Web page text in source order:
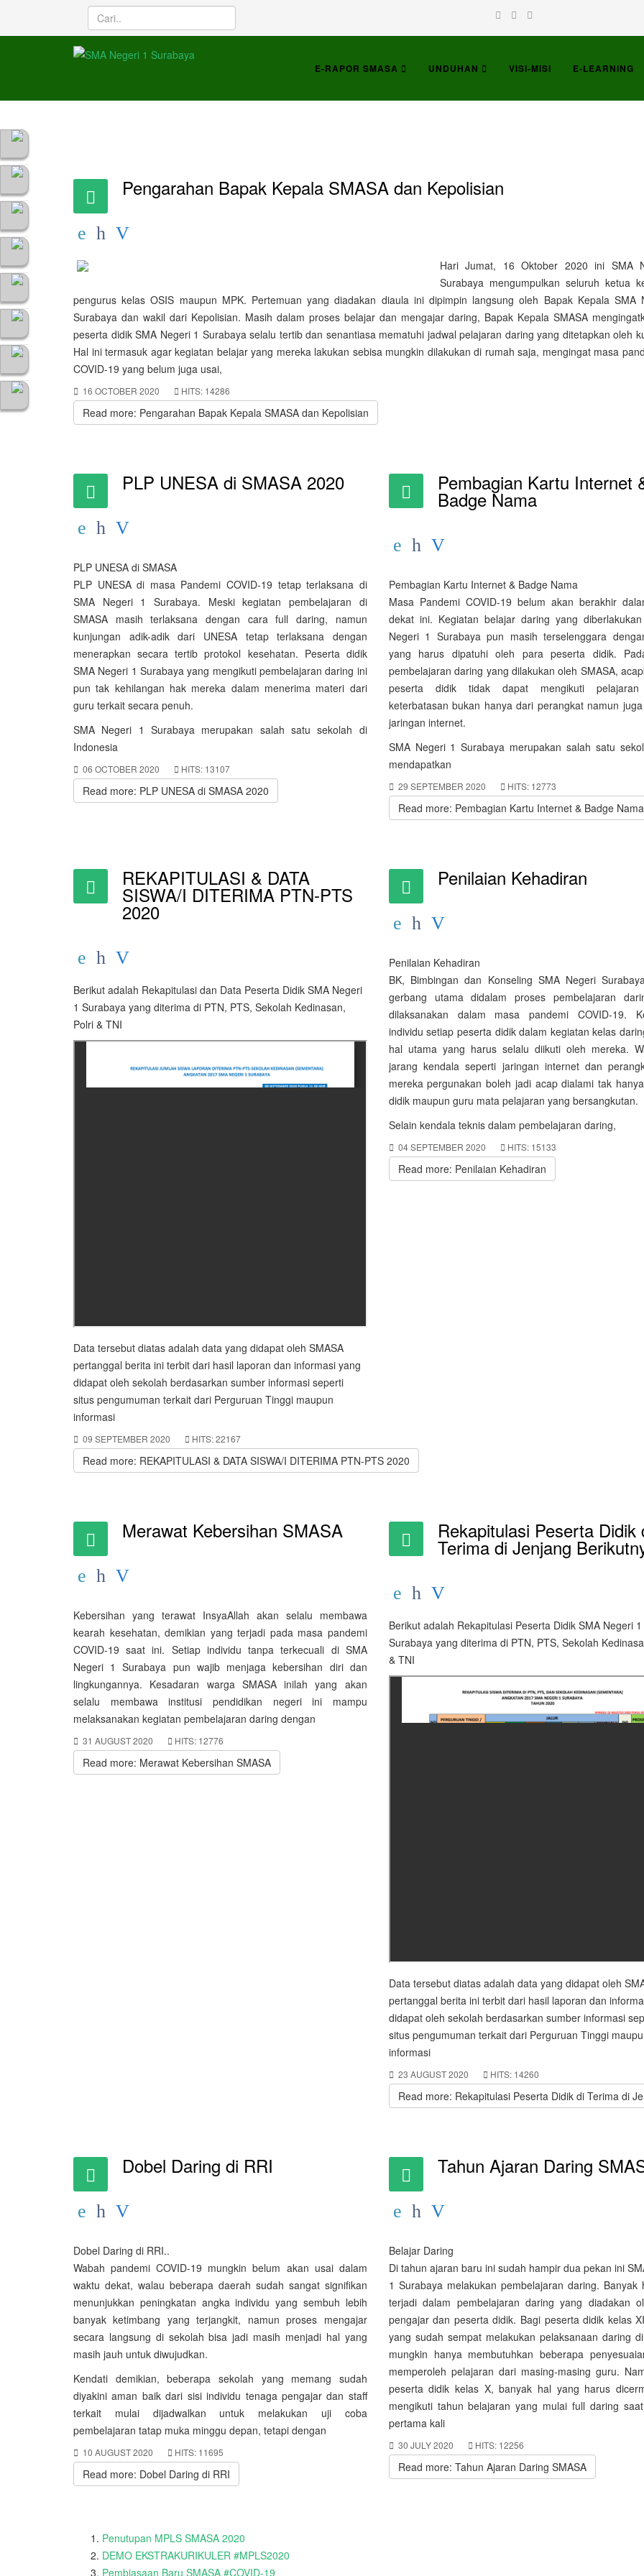
E-RAPOR SMASA UNDUHAN VISI-MISI E-LEARNING
Pengarahan Bapak Kepala SMASA dan Kepolisian
Hari Jumat, 16 Oktober 2020 ini SMA
Surabaya mengumpulkan seluruh ketua
pengurus kelas OSIS maupun MPK. Pertemuan yang diadakan diaula ini dipimpin langsung oleh Bapak Kepala SMA
Surabaya dan wakil dari Kepolisian. Masih dalam proses belajar dan mengajar daring, Bapak Kepala SMASA
peserta didik SMA Negeri 1 Surabaya selalu tertib dan senantiasa mematuhi jadwal pelajaran daring yang ditetapkan oleh
Hal ini termasuk agar kegiatan belajar yang mereka lakukan sebisa mungkin dilakukan di rumah saja, mengingat masa
COVID-19 yang belum juga usai,
16 OCTOBER 2020 HITS: 14286
Read more: Pengarahan Bapak Kepala SMASA dan Kepolisian
PLP UNESA di SMASA 2020
PLP UNESA di SMASA
PLP UNESA di masa Pandemi COVID-19 tetap terlaksana di
SMA Negeri 1 Surabaya. Meski kegiatan pembelajaran di
SMASA masih terlaksana dengan cara full daring, namun
kunjungan adik-adik dari UNESA tetap terlaksana dengan
menerapkan secara tertib protokol kesehatan. Peserta didik
SMA Negeri 1 Surabaya yang mengikuti pembelajaran daring ini
pun tak kehilangan hak mereka dalam menerima materi dari
guru terkait secara penuh.
SMA Negeri 1 Surabaya merupakan salah satu sekolah di
Indonesia
06 OCTOBER 2020 HITS: 13107
Read more: PLP UNESA di SMASA 2020
Pembagian Kartu Internet
Badge Nama
Pembagian Kartu Internet & Badge Nama
Masa Pandemi COVID-19 belum akan berakhir
dekat ini. Kegiatan belajar daring yang
Negeri 1 Surabaya pun masih terselenggara
yang harus dipatuhi oleh para peserta didik.
pembelajaran daring yang dilakukan oleh SMASA,
peserta didik tidak dapat mengikuti pelajaran
keterbatasan bukan hanya dari perangkat namun
jaringan internet.
SMA Negeri 1 Surabaya merupakan salah satu
mendapatkan
29 SEPTEMBER 2020 HITS: 12773
Read more: Pembagian Kartu Internet & Badge Nama
REKAPITULASI & DATA
SISWA/I DITERIMA PTN-PTS
2020
Berikut adalah Rekapitulasi dan Data Peserta Didik SMA Negeri
1 Surabaya yang diterima di PTN, PTS, Sekolah Kedinasan,
Polri & TNI
Data tersebut diatas adalah data yang didapat oleh SMASA
pertanggal berita ini terbit dari hasil laporan dan informasi yang
didapat oleh sekolah berdasarkan sumber informasi seperti
situs pengumuman terkait dari Perguruan Tinggi maupun
informasi
09 SEPTEMBER 2020 HITS: 22167
Read more: REKAPITULASI & DATA SISWA/I DITERIMA PTN-PTS 2020
Penilaian Kehadiran
Penilaian Kehadiran
BK, Bimbingan dan Konseling SMA Negeri
gerbang utama didalam proses pembelajaran
dilaksanakan dalam masa pandemi COVID-19.
individu setiap peserta didik dalam kegiatan kelas
hal utama yang harus selalu diikuti oleh mereka.
jarang kendala seperti jaringan internet dan
mereka pergunakan boleh jadi acap dialami tak
didik maupun guru mata pelajaran yang bersangkutan.
Selain kendala teknis dalam pembelajaran daring,
04 SEPTEMBER 2020 HITS: 15133
Read more: Penilaian Kehadiran
Merawat Kebersihan SMASA
Kebersihan yang terawat InsyaAllah akan selalu membawa
kearah kesehatan, demikian yang terjadi pada masa pandemi
COVID-19 saat ini. Setiap individu tanpa terkecuali di SMA
Negeri 1 Surabaya pun wajib menjaga kebersihan diri dan
lingkungannya. Kesadaran warga SMASA inilah yang akan
selalu membawa institusi pendidikan negeri ini mampu
melaksanakan kegiatan pembelajaran daring dengan
31 AUGUST 2020 HITS: 12776
Read more: Merawat Kebersihan SMASA
Rekapitulasi Peserta Didik
Terima di Jenjang
Berikut adalah Rekapitulasi Peserta Didik SMA Negeri 1
Surabaya yang diterima di PTN, PTS, Sekolah
& TNI
Data tersebut diatas adalah data yang didapat oleh
pertanggal berita ini terbit dari hasil laporan dan
didapat oleh sekolah berdasarkan sumber informasi
situs pengumuman terkait dari Perguruan Tinggi
informasi
23 AUGUST 2020 HITS: 14260
Read more: Rekapitulasi Peserta Didik di Terima di
Dobel Daring di RRI
Dobel Daring di RRI..
Wabah pandemi COVID-19 mungkin belum akan usai dalam
waktu dekat, walau beberapa daerah sudah sangat signifikan
menunjukkan peningkatan angka individu yang sembuh lebih
banyak ketimbang yang terjangkit, namun proses mengajar
secara langsung di sekolah bisa jadi masih menjadi hal yang
masih jauh untuk diwujudkan.
Kendati demikian, beberapa sekolah yang memang sudah
diyakini aman baik dari sisi individu tenaga pengajar dan staff
terkait mulai dijadwalkan untuk melakukan uji coba
pembelajaran tatap muka minggu depan, tetapi dengan
10 AUGUST 2020 HITS: 11695
Read more: Dobel Daring di RRI
Tahun Ajaran Daring
Belajar Daring
Di tahun ajaran baru ini sudah hampir dua pekan ini
1 Surabaya melakukan pembelajaran daring. Banyak
terjadi dalam pembelajaran daring yang diadakan
pengajar dan peserta didik. Bagi peserta didik kelas
yang sudah sempat melakukan pelaksanaan daring
mungkin hanya membutuhkan beberapa
memperoleh pelajaran dari masing-masing guru.
peserta didik kelas X, banyak hal yang harus
mengikuti tahun belajaran yang mulai full daring
pertama kali
30 JULY 2020 HITS: 12256
Read more: Tahun Ajaran Daring SMASA
Penutupan MPLS SMASA 2020
DEMO EKSTRAKURIKULER #MPLS2020
Pembiasaan Baru SMASA #COVID-19